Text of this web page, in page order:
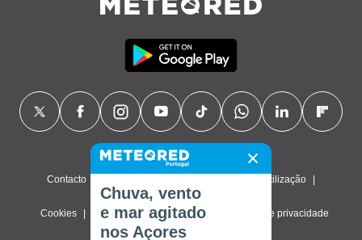
Contacto Termos de utilização
Cookies Política de privacidade Definições de privacidade
Chuva, vento
e mar agitado
nos Açores